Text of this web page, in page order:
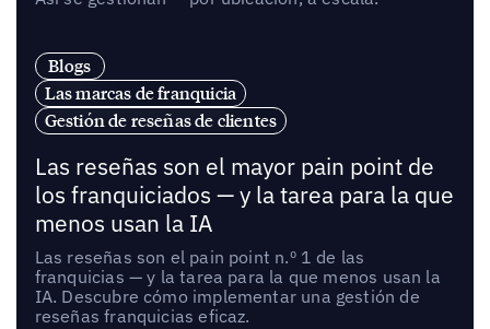
Blogs
Las marcas de franquicia
Gestión de reseñas de clientes
Las reseñas son el mayor pain point de
los franquiciados — y la tarea para la que
menos usan la IA
Las reseñas son el pain point n.º 1 de las
franquicias — y la tarea para la que menos usan la
IA. Descubre cómo implementar una gestión de
reseñas franquicias eficaz.